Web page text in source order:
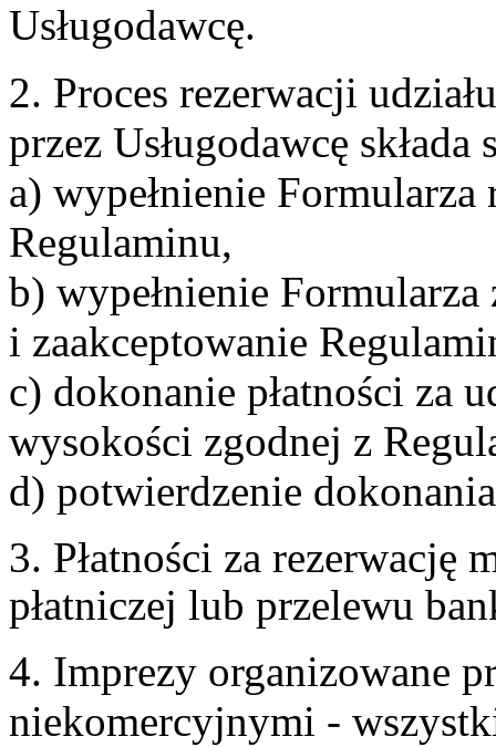
Usługodawcę.
2. Proces rezerwacji
przez Usługodawcę
a) wypełnienie
Regulaminu,
b) wypełnienie Formularza
i zaakceptowanie
c) dokonanie płatności za
wysokości zgodnej z
d) potwierdzenie
3. Płatności za rezerwację
płatniczej lub przelewu
4. Imprezy organizowane
niekomercyjnymi -